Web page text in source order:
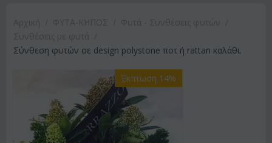
Σύνθεση φυτών σε design polystone ποτ ή rattan καλάθι.
Έκπτωση 14%